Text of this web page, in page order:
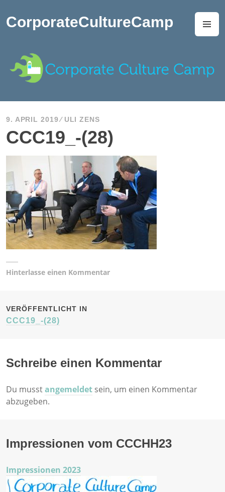
Inhalt
springen
CorporateCultureCamp
9. APRIL 2019 ULI ZENS
CCC19_-(28)
Hinterlasse einen Kommentar
BEITRAGSNAVIGATION
VERÖFFENTLICHT IN
CCC19_-(28)
Schreibe einen Kommentar
Du musstangemeldet sein, um einen Kommentar
abzugeben.
Impressionen vom CCCHH23
Impressionen 2023